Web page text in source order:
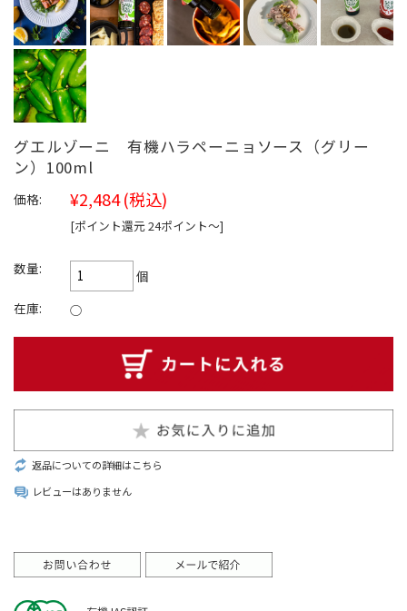
グエルゾーニ 有機ハラペーニョソース（グリー
ン）100ml
価格: ¥2,484(税込)
[ポイント還元 24ポイント〜]
数量:
個
在庫:
○
返品についての詳細はこちら
レビューはありません